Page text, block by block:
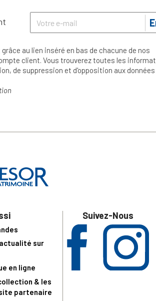
au lien inséré en bas de chacune de nos
client. Vous trouverez toutes les
de suppression et d'opposition aux données
sur
en ligne
& les
partenaire
Suivez-Nous